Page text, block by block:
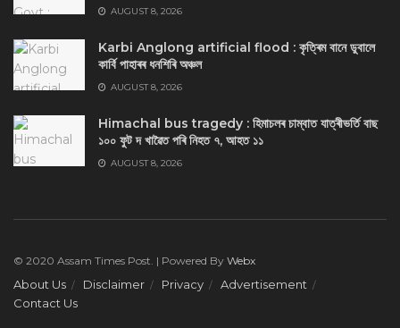
AUGUST 8, 2026
Karbi Anglong artificial flood : কৃত্ৰিম বানে ডুবালে
কাৰ্বি পাহাৰৰ ধনশিৰি অঞ্চল
AUGUST 8, 2026
Himachal bus tragedy : হিমাচলৰ চাম্বাত যাত্ৰীভৰ্তি বাছ
১০০ ফুট দ খাৱৈত পৰি নিহত ৭, আহত ১১
AUGUST 8, 2026
© 2020 Assam Times Post. | Powered By Webx
About Us Disclaimer Privacy
Advertisement
Contact Us